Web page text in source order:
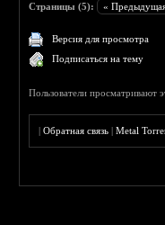
Страницы (5): «
Версия для просмотра
Подписаться на тему
Пользователи просматривают
|Обратная связь |Metal